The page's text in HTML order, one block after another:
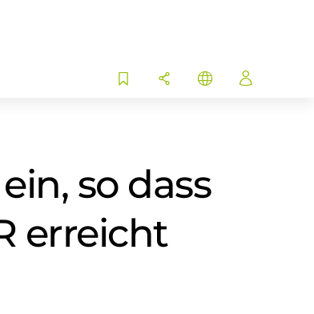
so dass
erreicht